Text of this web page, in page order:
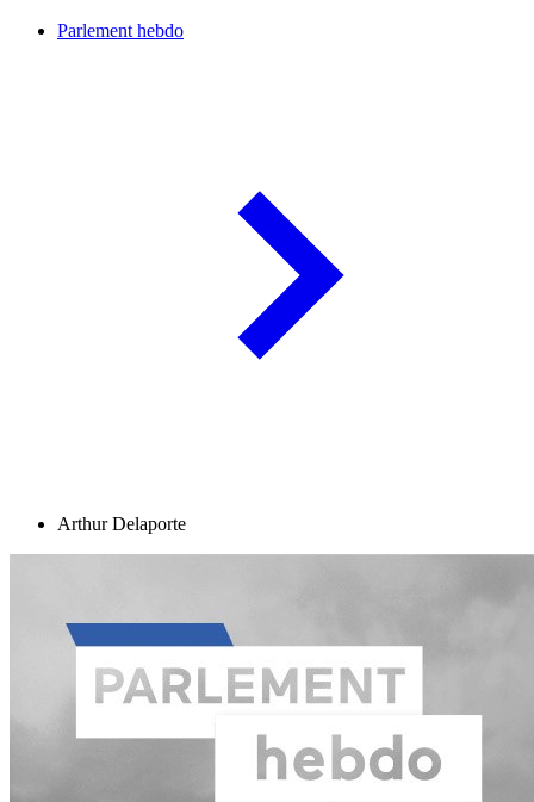
Parlement hebdo
Arthur Delaporte